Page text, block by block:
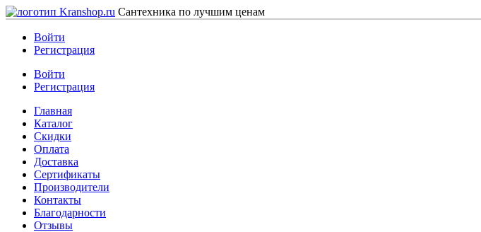
Сантехника по лучшим ценам
Войти
Регистрация
Войти
Регистрация
Главная
Каталог
Скидки
Оплата
Доставка
Сертификаты
Производители
Контакты
Благодарности
Отзывы